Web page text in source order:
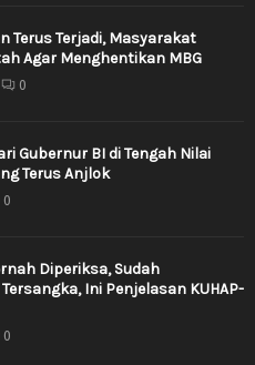
Terus Terjadi, Masyarakat
Agar Menghentikan MBG
0
Gubernur BI di Tengah Nilai
Terus Anjlok
0
Diperiksa, Sudah
Ini Penjelasan KUHAP-
0